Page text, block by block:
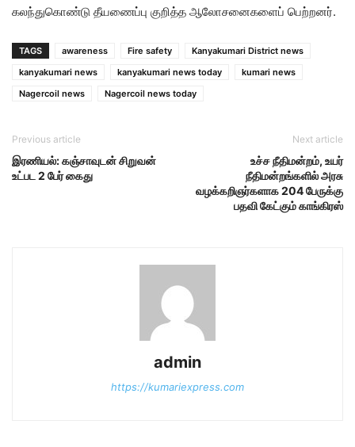
கலந்துகொண்டு தீயணைப்பு குறித்த ஆலோசனைகளைப் பெற்றனர்.
TAGS awareness Fire safety
Kanyakumari District news
kanyakumari news
kanyakumari news today
kumari news
Nagercoil news
Nagercoil news today
Previous article
இரணியல்: கஞ்சாவுடன் சிறுவன்
உட்பட 2 பேர் கைது
Next article
உச்ச நீதிமன்றம், உயர்
நீதிமன்றங்களில் அரசு
வழக்கறிஞர்களாக 204 பேருக்கு
பதவி கேட்கும் காங்கிரஸ்
admin
https://kumariexpress.com